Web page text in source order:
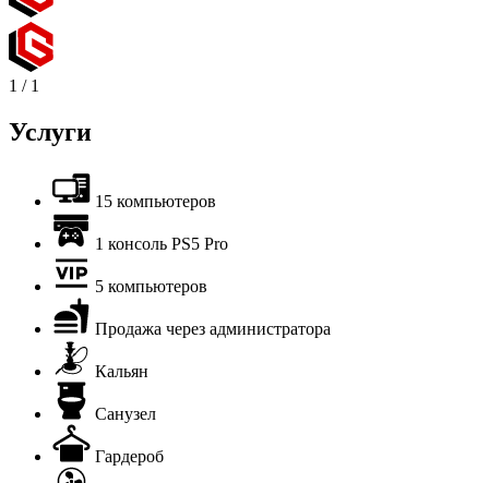
1 / 1
Услуги
15 компьютеров
1 консоль PS5 Pro
5 компьютеров
Продажа через администратора
Кальян
Санузел
Гардероб